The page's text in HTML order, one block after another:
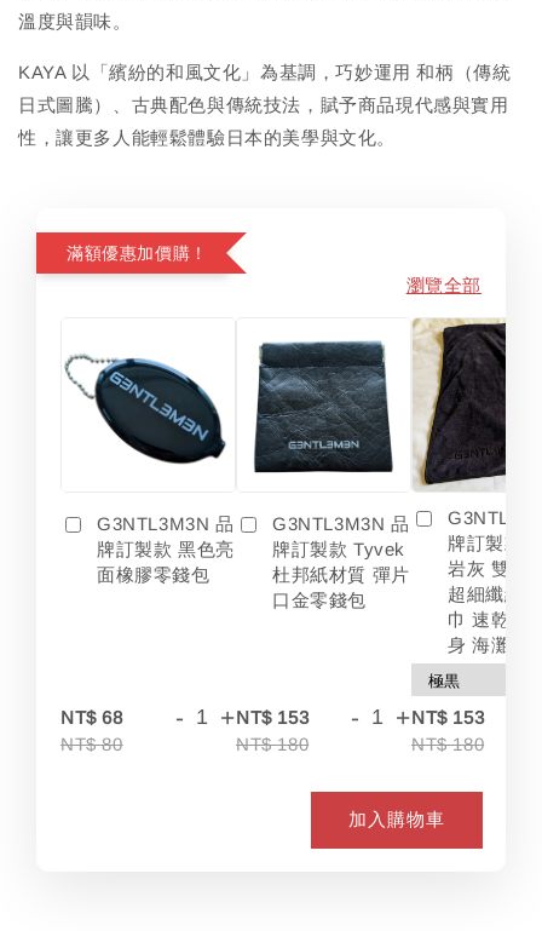
溫度與韻味。
KAYA 以「繽紛的和風文化」為基調，巧妙運用 和柄（傳統
日式圖騰）、古典配色與傳統技法，賦予商品現代感與實用
性，讓更多人能輕鬆體驗日本的美學與文化。
滿額優惠加價購！
瀏覽全部
G3NTL3M3N 品
牌訂製款 黑色亮
面橡膠零錢包
NT$ 68
NT$ 80
- +
G3NTL3M3N 品
牌訂製款 Tyvek
杜邦紙材質 彈片
口金零錢包
NT$ 153
NT$ 180
- +
牌訂製款
岩灰 雙色
超細纖維
巾 速乾 吸
身 海灘
NT$ 153
NT$ 180
加入購物車